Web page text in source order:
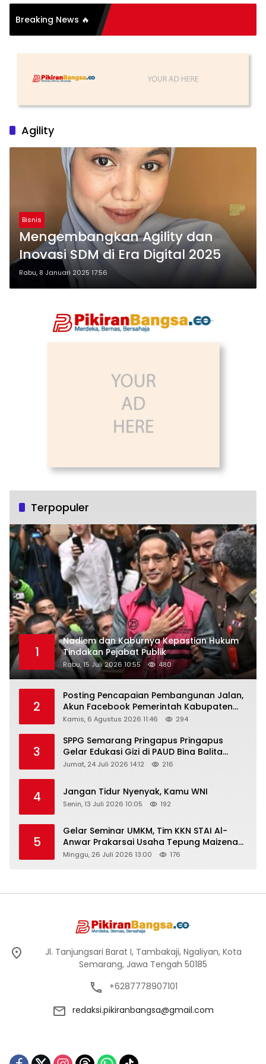
Breaking News 🔥
Agility
Bisnis
Mengembangkan Agility dan
Inovasi SDM di Era Digital 2025
Rabu, 8 Januari 2025 17:56
Terpopuler
1
Nadiem dan Kaburnya Kepastian Hukum
Tindakan Pejabat Publik
Rabu, 15 Juli 2026 10:55 480
2
Posting Pencapaian Pembangunan Jalan,
Akun Facebook Pemerintah Kabupaten
Rembang “Dirujak” Warganet
Kamis, 6 Agustus 2026 11:46 294
3
SPPG Semarang Pringapus Pringapus
Gelar Edukasi Gizi di PAUD Bina Balita
Peringati Hari Anak Nasional 2026
Jumat, 24 Juli 2026 14:12 216
4 Jangan Tidur Nyenyak, Kamu WNI
Senin, 13 Juli 2026 10:05 192
5
Gelar Seminar UMKM, Tim KKN STAI Al-
Anwar Prakarsai Usaha Tepung Maizena
di Logung
Minggu, 26 Juli 2026 13:00 176
Jl. Tanjungsari Barat I, Tambakaji, Ngaliyan, Kota
Semarang, Jawa Tengah 50185
+6287778907101
redaksi.pikiranbangsa@gmail.com